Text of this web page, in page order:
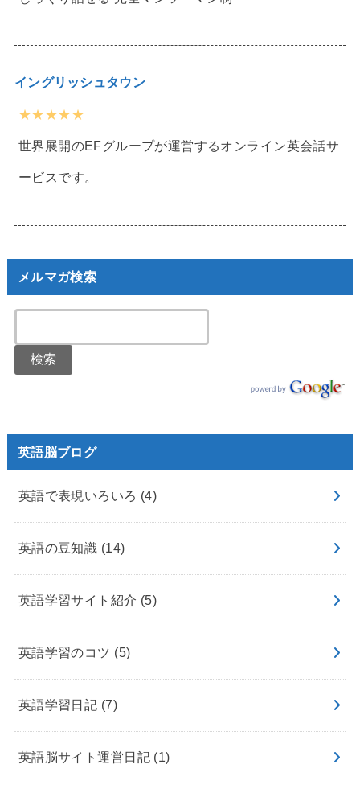
イングリッシュタウン
★★★★★
世界展開のEFグループが運営するオンライン英会話サ
ービスです。
メルマガ検索
英語脳ブログ
英語で表現いろいろ (4)
英語の豆知識 (14)
英語学習サイト紹介 (5)
英語学習のコツ (5)
英語学習日記 (7)
英語脳サイト運営日記 (1)